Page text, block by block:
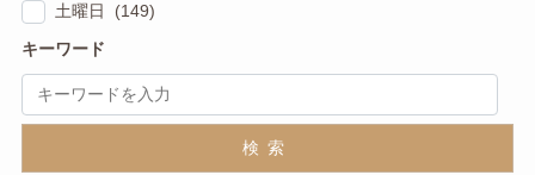
土曜日 (149)
キーワード
検索